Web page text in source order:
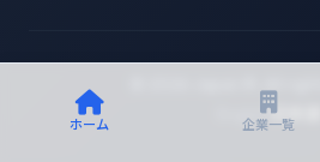
English日本語
ホーム 企業一覧